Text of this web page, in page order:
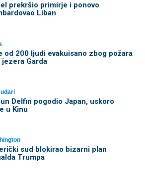
prekršio primirje i ponovo
Liban
od 200 ljudi evakuisano zbog požara
jezera Garda
Delfin pogodio Japan, uskoro
u Kinu
sud blokirao bizarni plan
Trumpa